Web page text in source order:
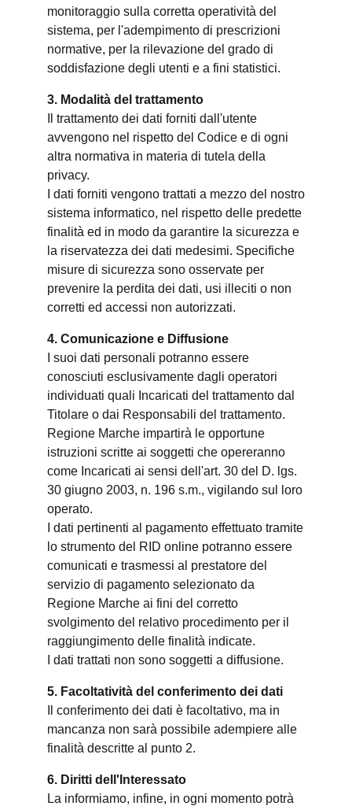
monitoraggio sulla corretta operatività del
sistema, per l'adempimento di prescrizioni
normative, per la rilevazione del grado di
soddisfazione degli utenti e a fini statistici.
3. Modalità del trattamento
Il trattamento dei dati forniti dall'utente
avvengono nel rispetto del Codice e di ogni
altra normativa in materia di tutela della
privacy.
I dati forniti vengono trattati a mezzo del nostro
sistema informatico, nel rispetto delle predette
finalità ed in modo da garantire la sicurezza e
la riservatezza dei dati medesimi. Specifiche
misure di sicurezza sono osservate per
prevenire la perdita dei dati, usi illeciti o non
corretti ed accessi non autorizzati.
4. Comunicazione e Diffusione
I suoi dati personali potranno essere
conosciuti esclusivamente dagli operatori
individuati quali Incaricati del trattamento dal
Titolare o dai Responsabili del trattamento.
Regione Marche impartirà le opportune
istruzioni scritte ai soggetti che opereranno
come Incaricati ai sensi dell'art. 30 del D. lgs.
30 giugno 2003, n. 196 s.m., vigilando sul loro
operato.
I dati pertinenti al pagamento effettuato tramite
lo strumento del RID online potranno essere
comunicati e trasmessi al prestatore del
servizio di pagamento selezionato da
Regione Marche ai fini del corretto
svolgimento del relativo procedimento per il
raggiungimento delle finalità indicate.
I dati trattati non sono soggetti a diffusione.
5. Facoltatività del conferimento dei dati
Il conferimento dei dati è facoltativo, ma in
mancanza non sarà possibile adempiere alle
finalità descritte al punto 2.
6. Diritti dell'Interessato
La informiamo, infine, in ogni momento potrà